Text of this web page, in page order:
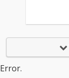
Error.